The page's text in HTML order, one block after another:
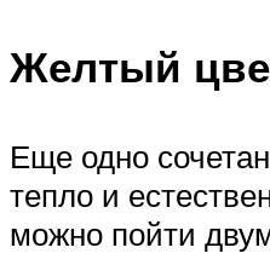
Желтый
Еще одно
тепло и
можно пойти